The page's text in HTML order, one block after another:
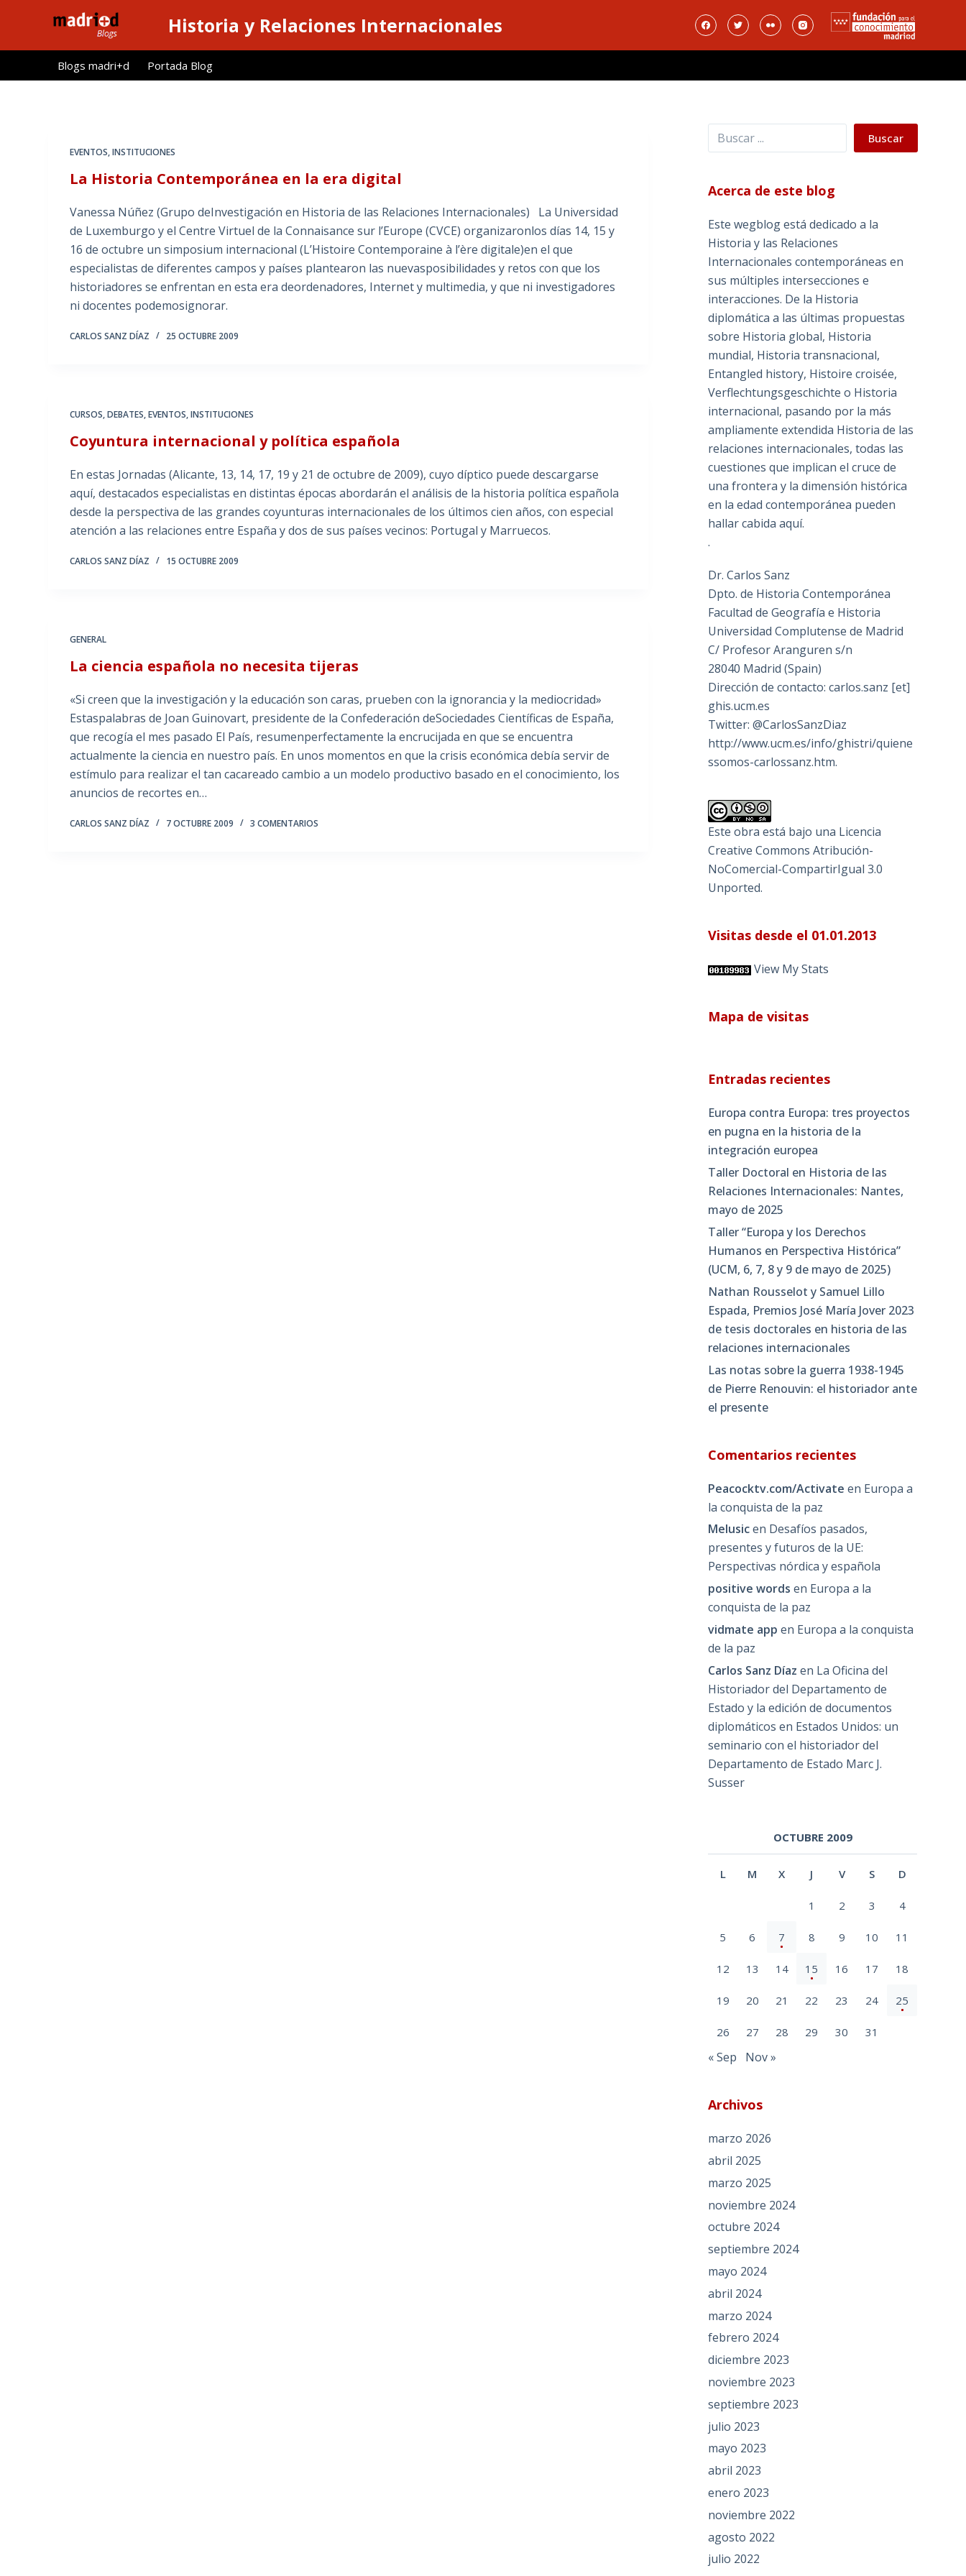
l
Historia y Relaciones Internacionales
Blogs madri+d Portada Blog
EVENTOS,INSTITUCIONES
La Historia Contemporánea en la era digital
Vanessa Núñez (Grupo deInvestigación en Historia de las Relaciones Internacionales) La Universidad
de Luxemburgo y el Centre Virtuel de la Connaisance sur l’Europe (CVCE) organizaronlos días 14, 15 y
16 de octubre un simposium internacional (L’Histoire Contemporaine à l’ère digitale)en el que
especialistas de diferentes campos y países plantearon las nuevasposibilidades y retos con que los
historiadores se enfrentan en esta era deordenadores, Internet y multimedia, y que ni investigadores
ni docentes podemosignorar.
CARLOS SANZ DÍAZ 25 OCTUBRE 2009
CURSOS,DEBATES,EVENTOS,INSTITUCIONES
Coyuntura internacional y política española
En estas Jornadas (Alicante, 13, 14, 17, 19 y 21 de octubre de 2009), cuyo díptico puede descargarse
aquí, destacados especialistas en distintas épocas abordarán el análisis de la historia política española
desde la perspectiva de las grandes coyunturas internacionales de los últimos cien años, con especial
atención a las relaciones entre España y dos de sus países vecinos: Portugal y Marruecos.
CARLOS SANZ DÍAZ 15 OCTUBRE 2009
GENERAL
La ciencia española no necesita tijeras
«Si creen que la investigación y la educación son caras, prueben con la ignorancia y la mediocridad»
Estaspalabras de Joan Guinovart, presidente de la Confederación deSociedades Científicas de España,
que recogía el mes pasado El País, resumenperfectamente la encrucijada en que se encuentra
actualmente la ciencia en nuestro país. En unos momentos en que la crisis económica debía servir de
estímulo para realizar el tan cacareado cambio a un modelo productivo basado en el conocimiento, los
anuncios de recortes en…
CARLOS SANZ DÍAZ 7 OCTUBRE 2009 3 COMENTARIOS
Buscar Buscar
Acerca de este blog
Este wegblog está dedicado a la
Historia y las Relaciones
Internacionales contemporáneas en
sus múltiples intersecciones e
interacciones. De la Historia
diplomática a las últimas propuestas
sobre Historia global, Historia
mundial, Historia transnacional,
Entangled history, Histoire croisée,
Verflechtungsgeschichte o Historia
internacional, pasando por la más
ampliamente extendida Historia de las
relaciones internacionales, todas las
cuestiones que implican el cruce de
una frontera y la dimensión histórica
en la edad contemporánea pueden
hallar cabida aquí.
.
Dr. Carlos Sanz
Dpto. de Historia Contemporánea
Facultad de Geografía e Historia
Universidad Complutense de Madrid
C/ Profesor Aranguren s/n
28040 Madrid (Spain)
Dirección de contacto: carlos.sanz [et]
ghis.ucm.es
Twitter: @CarlosSanzDiaz
http://www.ucm.es/info/ghistri/quiene
ssomos-carlossanz.htm.
Este obra está bajo una Licencia
Creative Commons Atribución-
NoComercial-CompartirIgual 3.0
Unported.
Visitas desde el 01.01.2013
View My Stats
Mapa de visitas
Entradas recientes
Europa contra Europa: tres proyectos
en pugna en la historia de la
integración europea
Taller Doctoral en Historia de las
Relaciones Internacionales: Nantes,
mayo de 2025
Taller “Europa y los Derechos
Humanos en Perspectiva Histórica”
(UCM, 6, 7, 8 y 9 de mayo de 2025)
Nathan Rousselot y Samuel Lillo
Espada, Premios José María Jover 2023
de tesis doctorales en historia de las
relaciones internacionales
Las notas sobre la guerra 1938-1945
de Pierre Renouvin: el historiador ante
el presente
Comentarios recientes
Peacocktv.com/Activate en Europa a
la conquista de la paz
Melusicen Desafíos pasados,
presentes y futuros de la UE:
Perspectivas nórdica y española
positive words en Europa a la
conquista de la paz
vidmate app en Europa a la conquista
de la paz
Carlos Sanz Díaz en La Oficina del
Historiador del Departamento de
Estado y la edición de documentos
diplomáticos en Estados Unidos: un
seminario con el historiador del
Departamento de Estado Marc J.
Susser
OCTUBRE 2009
L M X J V S D
1 2 3 4
5 6 7 8 9 10 11
12 13 14 15 16 17 18
19 20 21 22 23 24 25
26 27 28 29 30 31
« Sep Nov »
Archivos
marzo 2026
abril 2025
marzo 2025
noviembre 2024
octubre 2024
septiembre 2024
mayo 2024
abril 2024
marzo 2024
febrero 2024
diciembre 2023
noviembre 2023
septiembre 2023
julio 2023
mayo 2023
abril 2023
enero 2023
noviembre 2022
agosto 2022
julio 2022